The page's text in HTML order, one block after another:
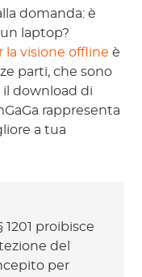
domanda: è
laptop?
la visione offline è
parti, che sono
download di
rappresenta
a tua
1201 proibisce
del
per